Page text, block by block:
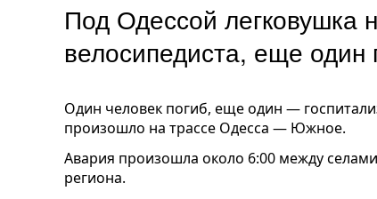
Под Одессой легковушка
велосипедиста, еще один
Один человек погиб, еще один —
произошло на трассе Одесса — Южное.
Авария произошла около 6:00 между
региона.